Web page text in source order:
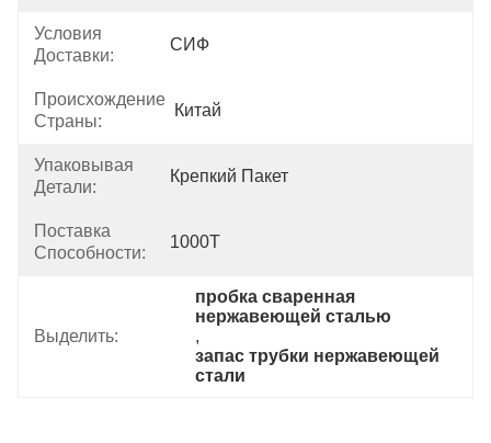
Условия
Доставки:
СИФ
Происхождение
Страны:
Китай
Упаковывая
Детали:
Крепкий Пакет
Поставка
Способности:
1000T
Выделить:
пробка сваренная
нержавеющей сталью
,
запас трубки нержавеющей
стали